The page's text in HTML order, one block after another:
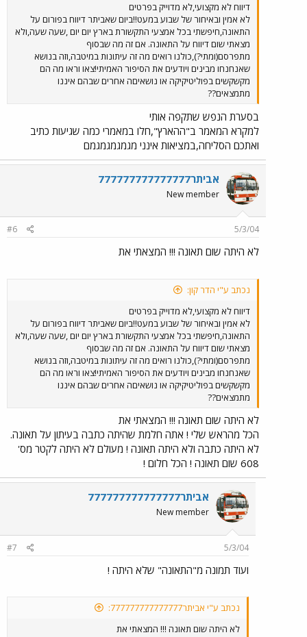
דיווח לא מקצועי,לא מדוייק בפרטים
לא אמין ובאיחור של שבוע במעט!!ביום שאביתר דיווח בפורום על
התאונה,חיפשתי בכל אמצעי התקשורת בארץ יום יום ,שעה שעה,ולא
מצאתי שום דיווח על התאונה. אם זה מה שבסוף
מתפרסם(ומתי?),כולנו רואים מה זה עיתונות במיטבה,וזה בנושא
שאנחנחו מבינים ויודעים את הסיפור האמיתי!צאו וראו מה הם
מקשקשים בפוליטיקיקה או נושאיםה אחרים שבהם איננו
מתמצאים??
בסערת הנפש שתקפה אותי
למקרא המאמר ב"ההארץ",חלו במאמרי כמה שגיעות כתיב
ואתכם הסליחה,במציאות אינני מגמגמגמגמם
אביתר777777777777777
New member
5/3/04
#6
לא היתה שום תאונה !!! המצאתי את
נכתב ע"י הדר קון:
דיווח לא מקצועי,לא מדוייק בפרטים
לא אמין ובאיחור של שבוע במעט!!ביום שאביתר דיווח בפורום על
התאונה,חיפשתי בכל אמצעי התקשורת בארץ יום יום ,שעה שעה,ולא
מצאתי שום דיווח על התאונה. אם זה מה שבסוף
מתפרסם(ומתי?),כולנו רואים מה זה עיתונות במיטבה,וזה בנושא
שאנחנחו מבינים ויודעים את הסיפור האמיתי!צאו וראו מה הם
מקשקשים בפוליטיקיקה או נושאיםה אחרים שבהם איננו
מתמצאים??
לא היתה שום תאונה !!! המצאתי את
הכל מהראש שלי ! אתה חלמת שהיתה כתבה בעיתון על תאונה.
לא היתה כתבה ולא היתה תאונה ! מעולם לא היתה לקטר מס'
608 שום תאונה ! הכל חלום !
אביתר777777777777777
New member
5/3/04
#7
ועוד תמונה מ"התאונה" שלא היתה !
נכתב ע"י אביתר777777777777777:
לא היתה שום תאונה !!! המצאתי את